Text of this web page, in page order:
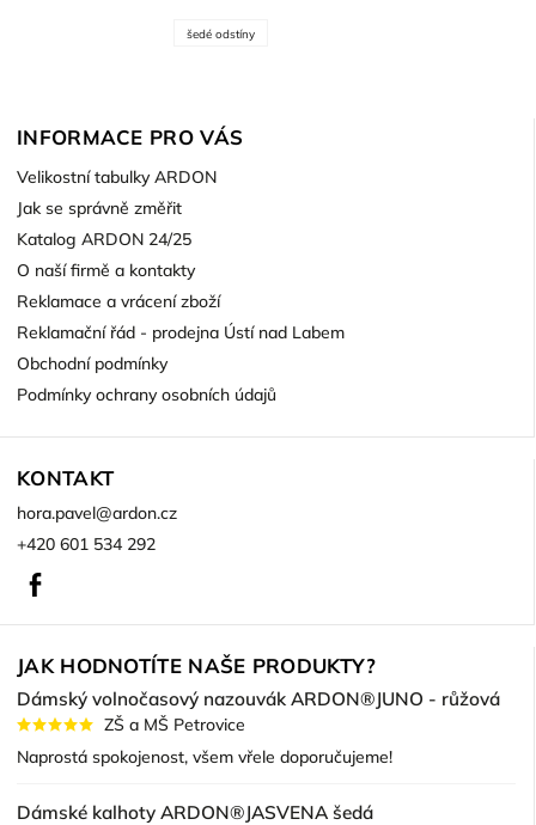
šedé odstíny
INFORMACE PRO VÁS
Velikostní tabulky ARDON
Jak se správně změřit
Katalog ARDON 24/25
O naší firmě a kontakty
Reklamace a vrácení zboží
Reklamační řád - prodejna Ústí nad Labem
Obchodní podmínky
Podmínky ochrany osobních údajů
KONTAKT
hora.pavel@ardon.cz
+420 601 534 292
JAK HODNOTÍTE NAŠE PRODUKTY?
Dámský volnočasový nazouvák ARDON®JUNO - růžová
ZŠ a MŠ Petrovice
Naprostá spokojenost, všem vřele doporučujeme!
Dámské kalhoty ARDON®JASVENA šedá